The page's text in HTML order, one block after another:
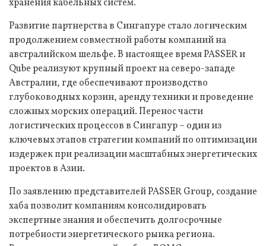
хранения кабельных систем.
Развитие партнерства в Сингапуре стало логическим
продолжением совместной работы компаний на
австралийском шельфе. В настоящее время PASSER и
Qube реализуют крупный проект на северо-западе
Австралии, где обеспечивают производство
глубоководных корзин, аренду техники и проведение
сложных морских операций. Перенос части
логистических процессов в Сингапур – один из
ключевых этапов стратегии компаний по оптимизации
издержек при реализации масштабных энергетических
проектов в Азии.
По заявлению представителей PASSER Group, создание
хаба позволит компаниям консолидировать
экспертные знания и обеспечить долгосрочные
потребности энергетического рынка региона.